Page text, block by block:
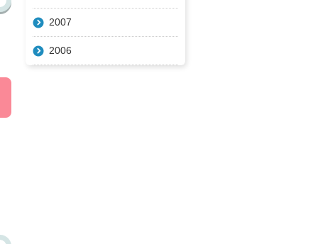
2007
2006